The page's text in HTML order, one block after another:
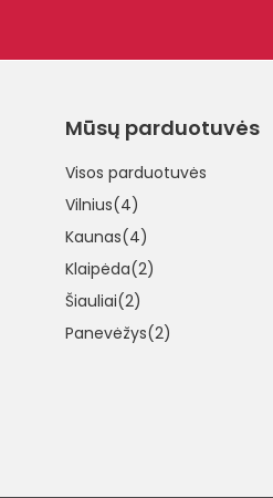
Mūsų parduotuvės
Visos parduotuvės
Vilnius(4)
Kaunas(4)
Klaipėda(2)
Šiauliai(2)
Panevėžys(2)